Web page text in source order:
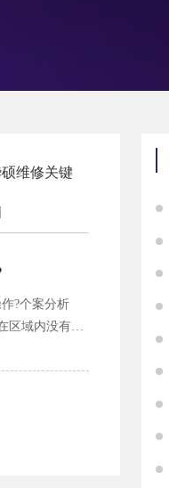
维修关键
?个案分析
区域内没有无
“一键优